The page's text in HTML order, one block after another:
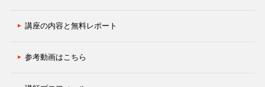
講座の内容と無料レポート
参考動画はこちら